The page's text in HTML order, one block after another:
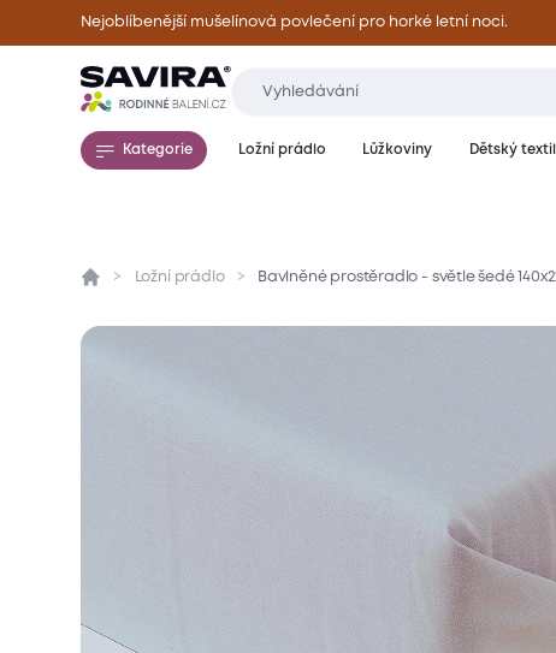
Nejoblíbenější mušelínová povlečení pro horké letní noci.
Kategorie Ložní prádlo Lůžkoviny Dětský textil
Přehled Parametry Popis produktu
Ložní prádlo Bavlněné prostěradlo - světle šedé